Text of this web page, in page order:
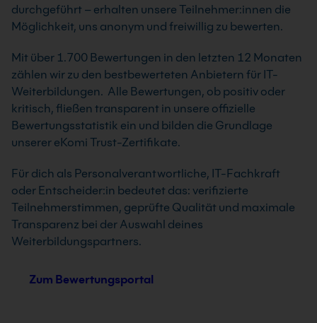
durchgeführt – erhalten unsere Teilnehmer:innen die
Möglichkeit, uns anonym und freiwillig zu bewerten.
Mit über 1.700 Bewertungen in den letzten 12 Monaten
zählen wir zu den bestbewerteten Anbietern für IT-
Weiterbildungen. Alle Bewertungen, ob positiv oder
kritisch, fließen transparent in unsere offizielle
Bewertungsstatistik ein und bilden die Grundlage
unserer eKomi Trust-Zertifikate.
Für dich als Personalverantwortliche, IT-Fachkraft
oder Entscheider:in bedeutet das: verifizierte
Teilnehmerstimmen, geprüfte Qualität und maximale
Transparenz bei der Auswahl deines
Weiterbildungspartners.
Zum Bewertungsportal